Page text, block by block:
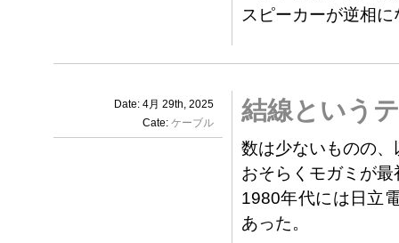
スピーカーが逆相
Date: 4月 29th, 2025
Cate: ケーブル 結線という
数は少ないものの
おそらくモガミが
1980年代には日立
あった。